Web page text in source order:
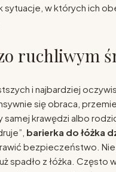
sytuacje, w których ich
ruchliwym
i najbardziej
się obraca,
samej krawędzi albo
barierka do łóżka
bezpieczeństwo.
spadło z łóżka. Często